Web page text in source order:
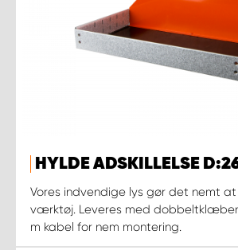
HYLDE ADSKILLELSE
Vores indvendige lys gør det nemt
værktøj. Leveres med
m kabel for nem montering.